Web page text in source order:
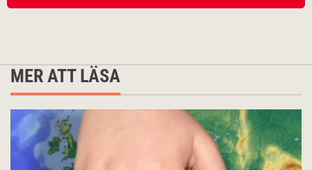
MER ATT LÄSA